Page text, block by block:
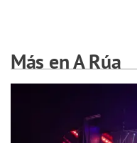
Más en A Rúa